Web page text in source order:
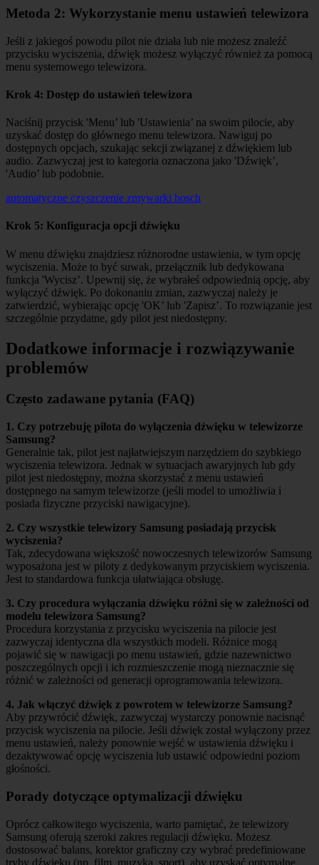
Metoda 2: Wykorzystanie menu ustawień telewizora
Jeśli z jakiegoś powodu pilot nie działa lub nie możesz znaleźć
przycisku wyciszenia, dźwięk możesz wyłączyć również za pomocą
menu systemowego telewizora.
Krok 4: Dostęp do ustawień telewizora
Naciśnij przycisk 'Menu’ lub 'Ustawienia’ na swoim pilocie, aby
uzyskać dostęp do głównego menu telewizora. Nawiguj po
dostępnych opcjach, szukając sekcji związanej z dźwiękiem lub
audio. Zazwyczaj jest to kategoria oznaczona jako 'Dźwięk’,
'Audio’ lub podobnie.
automatyczne czyszczenie zmywarki bosch
Krok 5: Konfiguracja opcji dźwięku
W menu dźwięku znajdziesz różnorodne ustawienia, w tym opcję
wyciszenia. Może to być suwak, przełącznik lub dedykowana
funkcja 'Wycisz’. Upewnij się, że wybrałeś odpowiednią opcję, aby
wyłączyć dźwięk. Po dokonaniu zmian, zazwyczaj należy je
zatwierdzić, wybierając opcję 'OK’ lub 'Zapisz’. To rozwiązanie jest
szczególnie przydatne, gdy pilot jest niedostępny.
Dodatkowe informacje i rozwiązywanie
problemów
Często zadawane pytania (FAQ)
1. Czy potrzebuję pilota do wyłączenia dźwięku w telewizorze
Samsung?
Generalnie tak, pilot jest najłatwiejszym narzędziem do szybkiego
wyciszenia telewizora. Jednak w sytuacjach awaryjnych lub gdy
pilot jest niedostępny, można skorzystać z menu ustawień
dostępnego na samym telewizorze (jeśli model to umożliwia i
posiada fizyczne przyciski nawigacyjne).
2. Czy wszystkie telewizory Samsung posiadają przycisk
wyciszenia?
Tak, zdecydowana większość nowoczesnych telewizorów Samsung
wyposażona jest w piloty z dedykowanym przyciskiem wyciszenia.
Jest to standardowa funkcja ułatwiająca obsługę.
3. Czy procedura wyłączania dźwięku różni się w zależności od
modelu telewizora Samsung?
Procedura korzystania z przycisku wyciszenia na pilocie jest
zazwyczaj identyczna dla wszystkich modeli. Różnice mogą
pojawić się w nawigacji po menu ustawień, gdzie nazewnictwo
poszczególnych opcji i ich rozmieszczenie mogą nieznacznie się
różnić w zależności od generacji oprogramowania telewizora.
4. Jak włączyć dźwięk z powrotem w telewizorze Samsung?
Aby przywrócić dźwięk, zazwyczaj wystarczy ponownie nacisnąć
przycisk wyciszenia na pilocie. Jeśli dźwięk został wyłączony przez
menu ustawień, należy ponownie wejść w ustawienia dźwięku i
dezaktywować opcję wyciszenia lub ustawić odpowiedni poziom
głośności.
Porady dotyczące optymalizacji dźwięku
Oprócz całkowitego wyciszenia, warto pamiętać, że telewizory
Samsung oferują szeroki zakres regulacji dźwięku. Możesz
dostosować balans, korektor graficzny czy wybrać predefiniowane
tryby dźwięku (np. film, muzyka, sport), aby uzyskać optymalne